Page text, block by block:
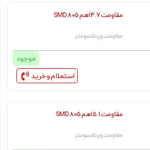
مقاومت 4.7 اهم SMD 805
مقاومت و پتانسومتر
موجود
استعلام و خرید
مقاومت 5.1 اهم SMD 805
مقاومت و پتانسومتر